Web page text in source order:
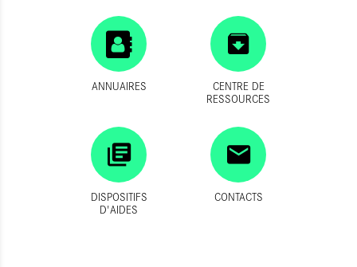
ANNUAIRES
CENTRE DE
RESSOURCES
DISPOSITIFS
D'AIDES
CONTACTS